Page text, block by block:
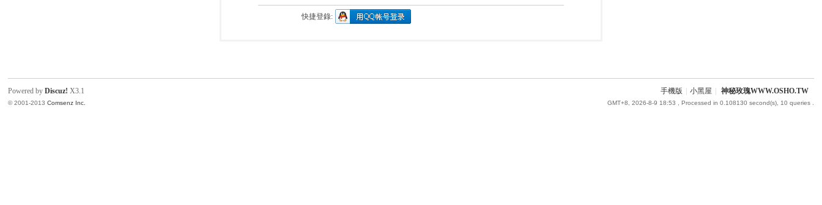
快捷登錄:
手機版 小黑屋 神秘玫瑰WWW.OSHO.TW
GMT+8, 2026-8-9 18:53 , Processed in 0.108130 second(s), 10 queries .
Powered byDiscuz! X3.1
© 2001-2013Comsenz Inc.